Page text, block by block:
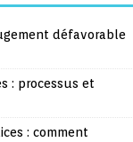
défavorable
: processus et
: comment